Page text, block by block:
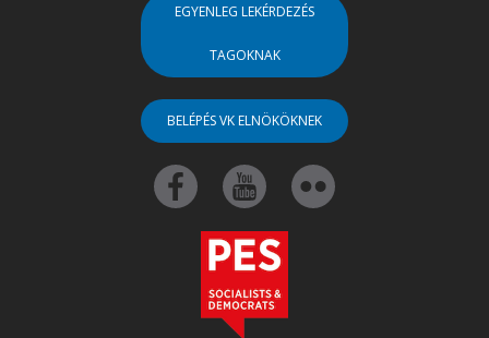
EGYENLEG LEKÉRDEZÉS
TAGOKNAK
BELÉPÉS VK ELNÖKÖKNEK